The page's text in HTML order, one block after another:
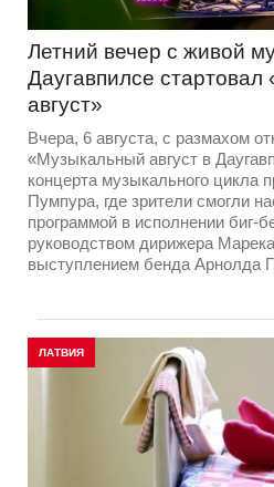
Летний вечер с живой
Даугавпилсе
август»
Вчера, 6 августа, с размахом
«Музыкальный август в
концерта музыкального цикла
Пумпура, где зрители смогли
программой в исполнении биг-
руководством дирижера
выступлением бенда Арнолда
ЛАТВИЯ